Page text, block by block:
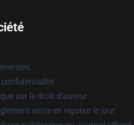
confidentialité
sur le droit d'auteur
entre en vigueur le jour